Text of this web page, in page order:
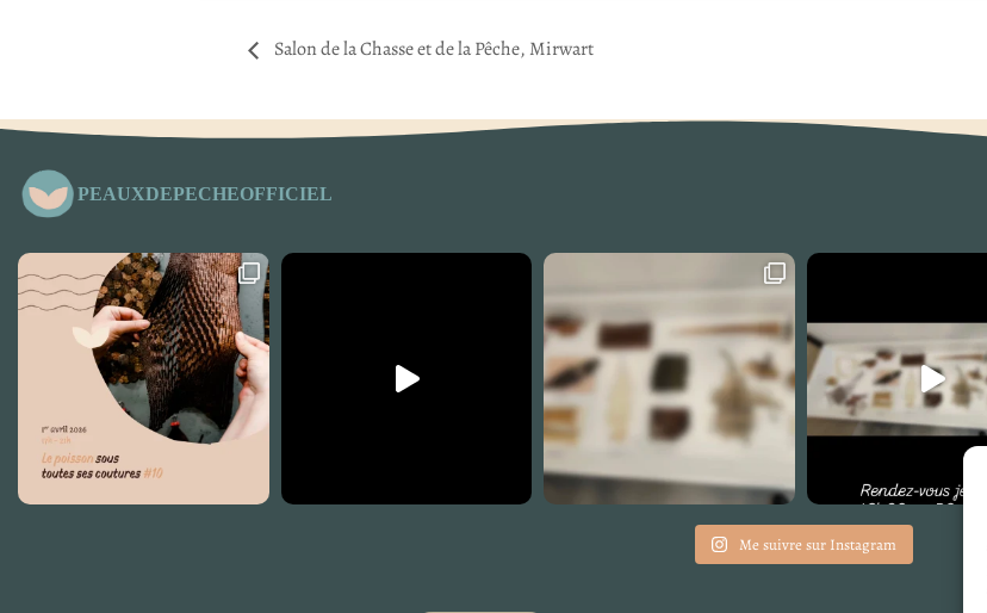
Salon de la Chasse et de la Pêche, Mirwart
PEAUXDEPECHEOFFICIEL
Me suivre sur Instagram